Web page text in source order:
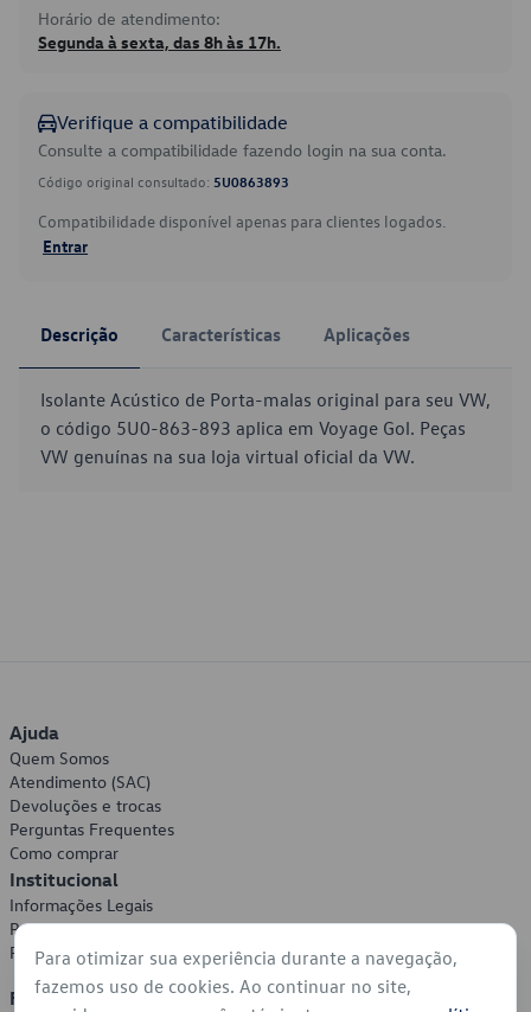
Horário de atendimento:
Segunda à sexta, das 8h às 17h.
Verifique a compatibilidade
Consulte a compatibilidade fazendo login na sua conta.
Código original consultado: 5U0863893
Compatibilidade disponível apenas para clientes logados.
Entrar
Descrição Características Aplicações
Isolante Acústico de Porta-malas original para seu VW,
o código 5U0-863-893 aplica em Voyage Gol. Peças
VW genuínas na sua loja virtual oficial da VW.
Ajuda
Quem Somos
Atendimento (SAC)
Devoluções e trocas
Perguntas Frequentes
Como comprar
Institucional
Informações Legais
Política de Privacidade
Política de Cookies
Formas de Pagamento
Para otimizar sua experiência durante a navegação,
fazemos uso de cookies. Ao continuar no site,